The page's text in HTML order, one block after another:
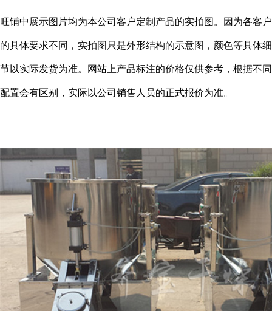
旺铺中展示图片均为本公司客户定制产品的实拍图。因为各客户
的具体要求不同，实拍图只是外形结构的示意图，颜色等具体细
节以实际发货为准。网站上产品标注的价格仅供参考，根据不同
配置会有区别，实际以公司销售人员的正式报价为准。